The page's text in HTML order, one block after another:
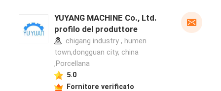
YUYANG MACHINE Co., Ltd.
profilo del produttore
chigang industry , humen
town,dongguan city, china
,Porcellana
5.0
Fornitore verificato